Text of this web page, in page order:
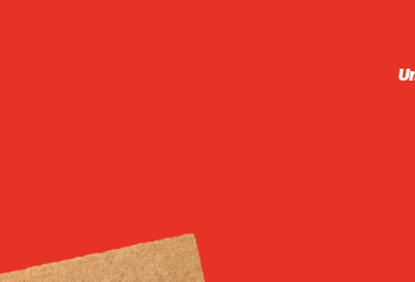
Wir ermöglichen älteren
Mit